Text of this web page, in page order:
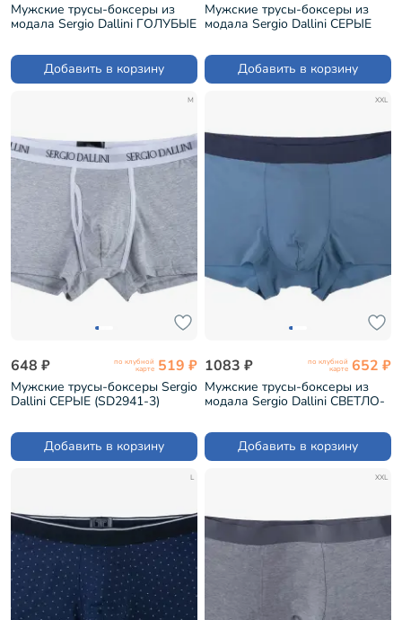
Мужские трусы-боксеры из
модала Sergio Dallini ГОЛУБЫЕ
Добавить в корзину
Мужские трусы-боксеры из
модала Sergio Dallini СЕРЫЕ
Добавить в корзину
M
648 ₽ по клубной
карте 519 ₽
Мужские трусы-боксеры Sergio
Dallini СЕРЫЕ (SD2941-3)
Добавить в корзину
XXL
1083 ₽ по клубной
карте 652 ₽
Мужские трусы-боксеры из
модала Sergio Dallini СВЕТЛО-
Добавить в корзину
L XXL